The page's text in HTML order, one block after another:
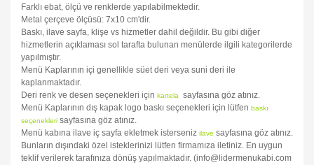
Farklı ebat, ölçü ve renklerde yapılabilmektedir.
Metal çerçeve ölçüsü: 7x10 cm'dir.
Baskı, ilave sayfa, klişe vs hizmetler dahil değildir. Bu gibi diğer
hizmetlerin açıklaması sol tarafta bulunan menülerde ilgili kategorilerde
yapılmıştır.
Menü Kaplarının içi genellikle süet deri veya suni deri ile
kaplanmaktadır.
Deri renk ve desen seçenekleri için kartela
sayfasına göz atınız.
Menü Kaplarının dış kapak logo baskı seçenekleri için lütfen baskı
seçenekleri sayfasına göz atınız.
Menü kabına ilave iç sayfa ekletmek isterseniz ilave sayfasına göz atınız.
Bunların dışındaki özel isteklerinizi lütfen firmamıza iletiniz. En uygun
teklif verilerek tarafınıza dönüş yapılmaktadır. (info@lidermenukabi.com